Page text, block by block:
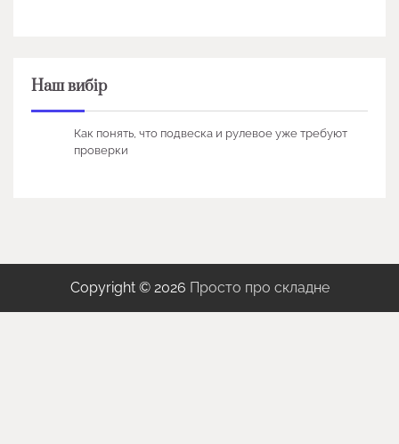
Наш вибір
Как понять, что подвеска и рулевое уже требуют
проверки
Copyright © 2026 Просто про складне